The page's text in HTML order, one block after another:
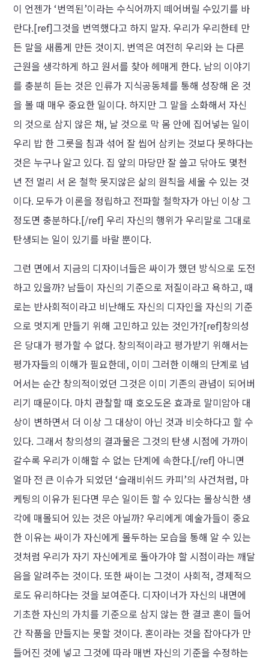
이 언젠가 ‘번역된’이라는 수식어까지 떼어버릴 수있기를 바
란다.[ref]그것을 번역했다고 하지 말자. 우리가 우리한테 만
든 말을 새롭게 만든 것이지. 번역은 여전히 우리와 는 다른
근원을 생각하게 하고 원서를 찾아 헤매게 한다. 남의 이야기
를 충분히 듣는 것은 인류가 지식공동체를 통해 성장해 온 것
을 볼 때 매우 중요한 일이다. 하지만 그 말을 소화해서 자신
의 것으로 삼지 않은 채, 날 것으로 막 몸 안에 집어넣는 일이
우리 밥 한 그릇을 침과 섞어 잘 씹어 삼키는 것보다 못하다는
것은 누구나 알고 있다. 집 앞의 마당만 잘 쓸고 닦아도 몇천
년 전 멀리 서 온 철학 못지않은 삶의 원칙을 세울 수 있는 것
이다. 모두가 이론을 정립하고 전파할 철학자가 아닌 이상 그
정도면 충분하다.[/ref] 우리 자신의 행위가 우리말로 그대로
탄생되는 일이 있기를 바랄 뿐이다.
그런 면에서 지금의 디자이너들은 싸이가 했던 방식으로 도전
하고 있을까? 남들이 자신의 기준으로 저질이라고 욕하고, 때
로는 반사회적이라고 비난해도 자신의 디자인을 자신의 기준
으로 멋지게 만들기 위해 고민하고 있는 것인가?[ref]창의성
은 당대가 평가할 수 없다. 창의적이라고 평가받기 위해서는
평가자들의 이해가 필요한데, 이미 그러한 이해의 단계로 넘
어서는 순간 창의적이었던 그것은 이미 기존의 관념이 되어버
리기 때문이다. 마치 관찰할 때 호오도온 효과로 말미암아 대
상이 변하면서 더 이상 그 대상이 아닌 것과 비슷하다고 할 수
있다. 그래서 창의성의 결과물은 그것의 탄생 시점에 가까이
갈수록 우리가 이해할 수 없는 단계에 속한다.[/ref] 아니면
얼마 전 큰 이슈가 되었던 ‘슬래비쉬드 카피’의 사건처럼, 마
케팅의 이유가 된다면 무슨 일이든 할 수 있다는 몰상식한 생
각에 매몰되어 있는 것은 아닐까? 우리에게 예술가들이 중요
한 이유는 싸이가 자신에게 몰두하는 모습을 통해 알 수 있는
것처럼 우리가 자기 자신에게로 돌아가야 할 시점이라는 깨달
음을 알려주는 것이다. 또한 싸이는 그것이 사회적, 경제적으
로도 유리하다는 것을 보여준다. 디자이너가 자신의 내면에
기초한 자신의 가치를 기준으로 삼지 않는 한 결코 혼이 들어
간 작품을 만들지는 못할 것이다. 혼이라는 것을 잡아다가 만
들어진 것에 넣고 그것에 따라 매번 자신의 기준을 수정하는